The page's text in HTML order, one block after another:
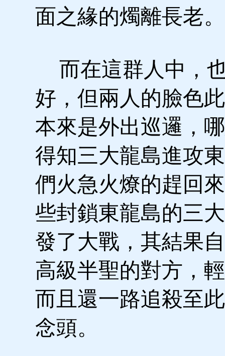
面之緣的燭離長老。
而在這群人中，
好，但兩人的臉色
本來是外出巡邏，
得知三大龍島進攻
們火急火燎的趕回
些封鎖東龍島的三
發了大戰，其結果
高級半聖的對方，
而且還一路追殺至
念頭。